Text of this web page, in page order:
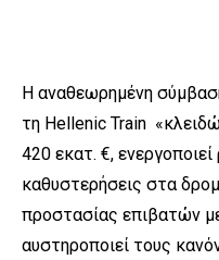
Η αναθεωρημένη
τη Hellenic Train
420 εκατ. €,
καθυστερήσεις στα
προστασίας επιβατών
αυστηροποιεί τους